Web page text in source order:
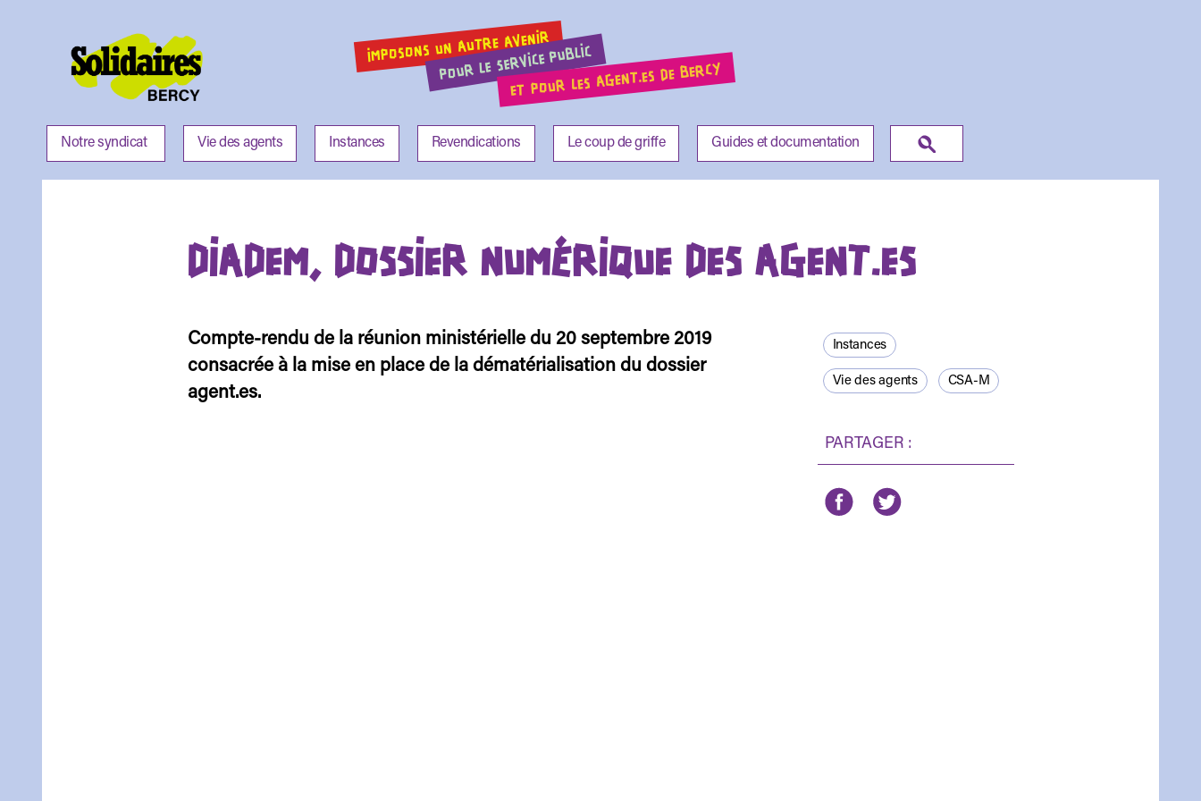
Bercy
IMPOSONS UN AUTRE AVENIR
POUR LE SERVICE PUBLIC
ET POUR LES AGENT.ES DE BERCY
Notre syndicat Vie des agents Instances Revendications Le coup de griffe Guides et documentation
DIADEM, DOSSIER NUMÉRIQUE DES AGENT.ES
Instances
Vie des agents CSA-M
PARTAGER :
Compte-rendu de la réunion ministérielle du 20 septembre 2019
consacrée à la mise en place de la dématérialisation du dossier
agent.es.